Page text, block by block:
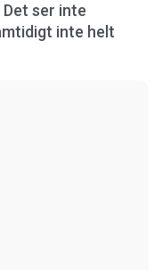
ser inte
inte helt